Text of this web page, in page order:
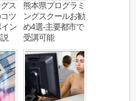
ス
ツ
ン
熊本県プログラミ
ングスクールお勧
め4選-主要都市で
受講可能